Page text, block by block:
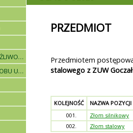
INFORMACJA NA TEMAT MOŻLIWOŚCI SKŁADANIA JEDNEJ OFERTY PRZEZ DWA LUB WIĘCEJ PODMIOTÓW ORAZ UCZESTNICTWA PODWYKONAWCÓW
KOMUNIKACJA I OPIS SPOSOBU UDZIELANIA WYJAŚNIEŃ
PRZEDMIOT
Przedmiotem
stalowego z ZUW
KOLEJNOŚĆ
NAZWA POZYCJI
001.
Złom silnikowy
002.
Złom stalowy